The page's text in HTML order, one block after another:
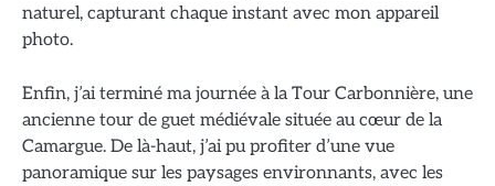
naturel, capturant chaque instant avec mon appareil
photo.
Enfin, j’ai terminé ma journée à la Tour Carbonnière, une
ancienne tour de guet médiévale située au cœur de la
Camargue. De là-haut, j’ai pu profiter d’une vue
panoramique sur les paysages environnants, avec les